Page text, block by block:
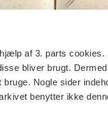
af 3. parts cookies.
bliver brugt.
Nogle sider
benytter ikke